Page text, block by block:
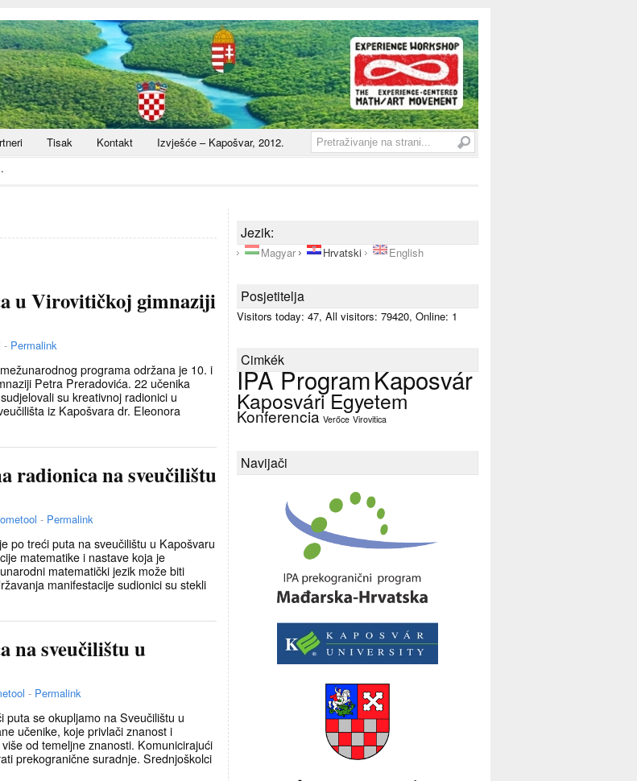
Tisak Kontakt
Izvješće – Kapošvar, 2012.
u Virovitičkoj gimnaziji
- Permalink
programa održana je 10. i
Petra Preradovića. 22 učenika
su kreativnoj radionici u
iz Kapošvara dr. Eleonora
radionica na sveučilištu
- Permalink
po treći puta na sveučilištu u Kapošvaru
matematike i nastave koja je
matematički jezik može biti
manifestacije sudionici su stekli
na sveučilištu u
- Permalink
se okupljamo na Sveučilištu u
učenike, koje privlači znanost i
od temeljne znanosti. Komunicirajući
prekogranične suradnje. Srednjoškolci
Jezik:
Magyar Hrvatski English
Posjetitelja
Visitors today: 47, All visitors: 79420, Online: 1
Cimkék
IPA ProgramKaposvár
Kaposvári Egyetem
Konferencia Verőce Virovitica
Navijači